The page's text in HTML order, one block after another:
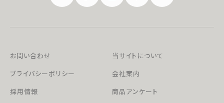
お問い合わせ
当サイトについて
プライバシーポリシー
会社案内
採用情報
商品アンケート